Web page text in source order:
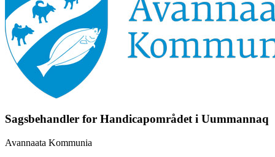
Sagsbehandler for Handicapområdet i Uummannaq
Avannaata Kommunia